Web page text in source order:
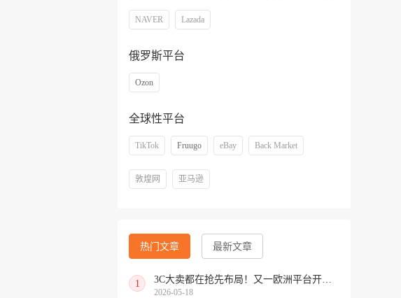
NAVER Lazada
俄罗斯平台
Ozon
全球性平台
TikTok Fruugo eBay Back Market
敦煌网 亚马逊
热门文章 最新文章
1 3C大卖都在抢先布局！又一欧洲平台开放中国招商
2026-05-18